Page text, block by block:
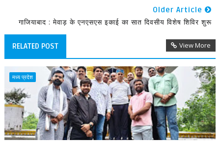
Older Article
गाजियाबाद : मेवाड़ के एनएसएस इकाई का सात दिवसीय विशेष शिविर शुरू
RELATED POST View More
मध्य प्रदेश